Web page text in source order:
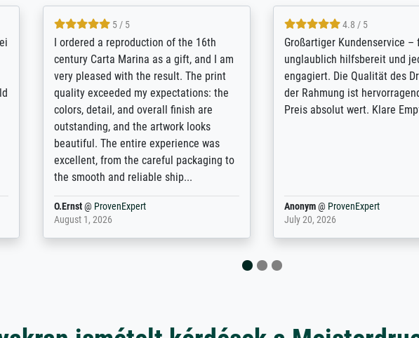
5 / 5
The team at Meisterdrucke strives to
meet its clients demands, and provides
expert advice on how to obtain the best
results for the prints requested by the
client. The company has a vast
repertoire of prints to choose from, and
will provide excellent service also with
regards to prints which are not in that
repertoire. Highly recommended!
Anonym@ProvenExpert
April 22, 2026
5 / 5
Outstanding quality and
support. - the quality of the
excellent and difficult to
from the real thing; it will be
for high-quality art prints
Anonym@ ProvenExpert
January 12, 2026